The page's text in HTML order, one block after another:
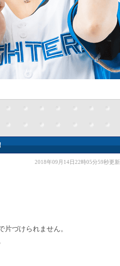
2018年09月14日22時05分59秒更新
片づけられません。